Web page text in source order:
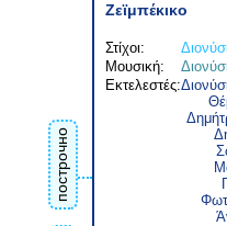
построчно
Ζεϊμπέκικο
Στίχοι:
Μουσική:
Εκτελεστές: